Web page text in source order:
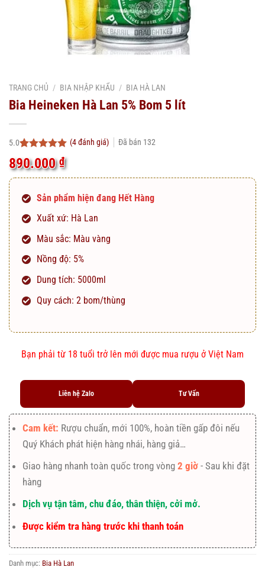
TRANG CHỦ / BIA NHẬP KHẨU / BIA HÀ LAN
Bia Heineken Hà Lan 5% Bom 5 lít
5.0
5.0 trên 5
dựa trên
4
đánh giá
(4đánh giá) Đã bán 132
890.000₫
Sản phẩm hiện đang Hết Hàng
Xuất xứ: Hà Lan
Màu sắc: Màu vàng
Nồng độ: 5%
Dung tích: 5000ml
Quy cách: 2 bom/thùng
Bạn phải từ 18 tuổi trở lên mới được mua rượu ở Việt Nam
Liên hệ Zalo Tư Vấn
Cam kết: Rượu chuẩn, mới 100%, hoàn tiền gấp đôi nếu
Quý Khách phát hiện hàng nhái, hàng giả…
Giao hàng nhanh toàn quốc trong vòng2 giờ - Sau khi đặt
hàng
Dịch vụ tận tâm, chu đáo, thân thiện, cởi mở.
Được kiểm tra hàng trước khi thanh toán
Danh mục: Bia Hà Lan